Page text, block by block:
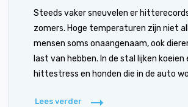
Steeds vaker sneuvelen er
zomers. Hoge temperaturen zijn niet
mensen soms onaangenaam, ook
last van hebben. In de stal lijken koeien
hittestress en honden die in de auto
Lees verder